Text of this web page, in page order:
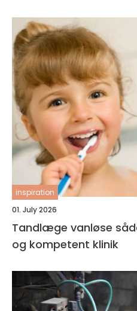
inspiration
01. July 2026
Tandlæge vanløse sådan finder du en tryg
og kompetent klinik